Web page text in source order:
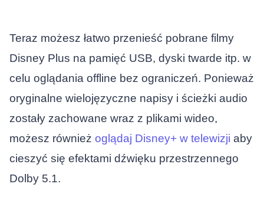
Teraz możesz łatwo przenieść pobrane filmy
Disney Plus na pamięć USB, dyski twarde itp. w
celu oglądania offline bez ograniczeń. Ponieważ
oryginalne wielojęzyczne napisy i ścieżki audio
zostały zachowane wraz z plikami wideo,
możesz również oglądaj Disney+ w telewizji aby
cieszyć się efektami dźwięku przestrzennego
Dolby 5.1.